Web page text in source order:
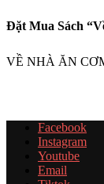
Đặt Mua Sách
VỀ NHÀ ĂN
Facebook
Instagram
Youtube
Email